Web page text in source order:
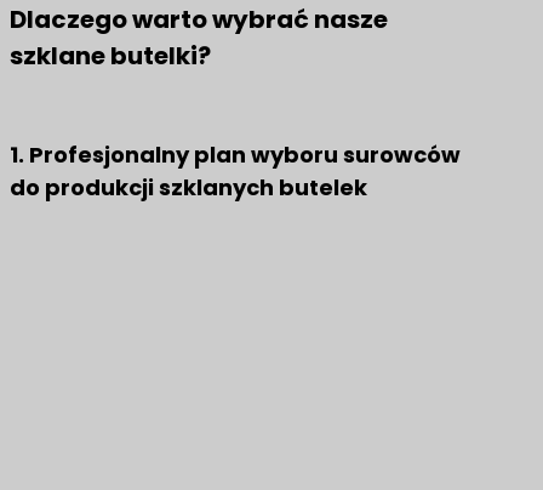
Dlaczego warto wybrać nasze
szklane butelki?
1. Profesjonalny plan wyboru surowców
do produkcji szklanych butelek